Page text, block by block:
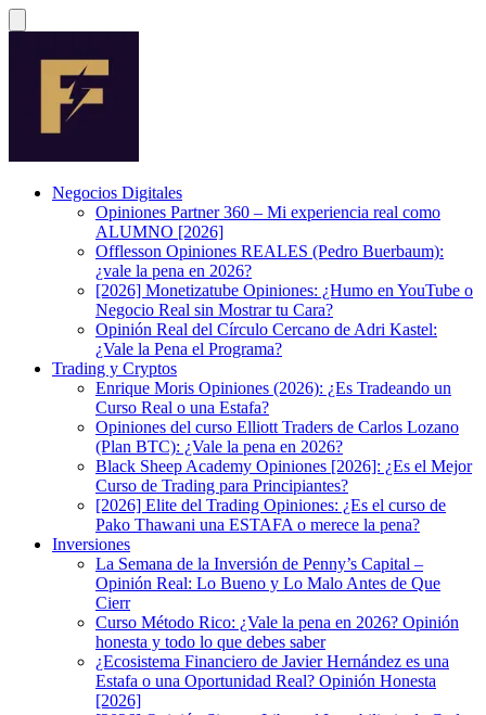
Negocios Digitales
Opiniones Partner 360 – Mi experiencia real como
ALUMNO [2026]
Offlesson Opiniones REALES (Pedro Buerbaum):
¿vale la pena en 2026?
[2026] Monetizatube Opiniones: ¿Humo en YouTube o
Negocio Real sin Mostrar tu Cara?
Opinión Real del Círculo Cercano de Adri Kastel:
¿Vale la Pena el Programa?
Trading y Cryptos
Enrique Moris Opiniones (2026): ¿Es Tradeando un
Curso Real o una Estafa?
Opiniones del curso Elliott Traders de Carlos Lozano
(Plan BTC): ¿Vale la pena en 2026?
Black Sheep Academy Opiniones [2026]: ¿Es el Mejor
Curso de Trading para Principiantes?
[2026] Elite del Trading Opiniones: ¿Es el curso de
Pako Thawani una ESTAFA o merece la pena?
Inversiones
La Semana de la Inversión de Penny’s Capital –
Opinión Real: Lo Bueno y Lo Malo Antes de Que
Cierr
Curso Método Rico: ¿Vale la pena en 2026? Opinión
honesta y todo lo que debes saber
¿Ecosistema Financiero de Javier Hernández es una
Estafa o una Oportunidad Real? Opinión Honesta
[2026]